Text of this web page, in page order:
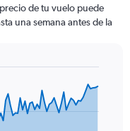
de tu vuelo puede
una semana antes de la